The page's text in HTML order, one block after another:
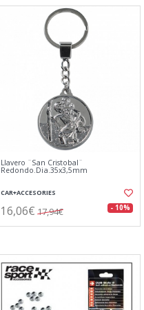
Llavero ¨San Cristobal¨
Redondo.Dia.35x3,5mm
CAR+ACCESORIES
16,06€ 17,94€ - 10%